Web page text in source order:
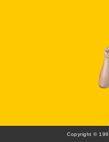
Copyright ©